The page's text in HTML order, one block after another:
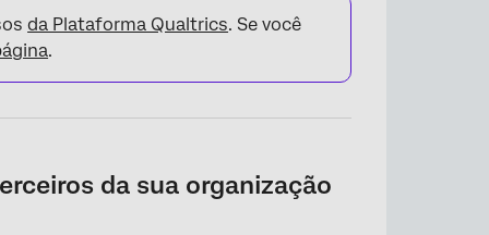
da Plataforma Qualtrics. Se você
.
da sua organização